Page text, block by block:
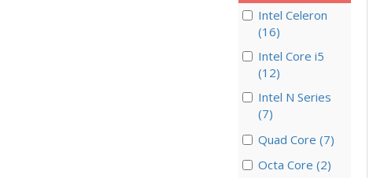
Intel Celeron
(16)
Intel Core i5
(12)
Intel N Series
(7)
Quad Core (7)
Octa Core (2)